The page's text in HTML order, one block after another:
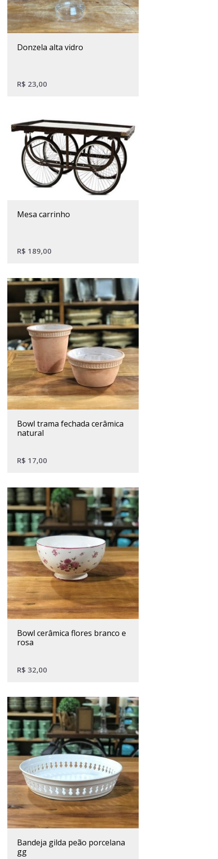
donzela alta vidro
R$ 23,00
mesa carrinho
R$ 189,00
bowl trama fechada cerâmica
natural
R$ 17,00
bowl cerâmica flores branco e
rosa
R$ 32,00
bandeja gilda peão porcelana
gg